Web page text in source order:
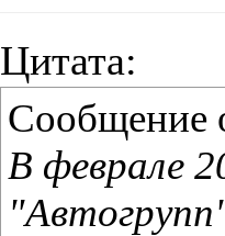
Цитата:
Сообщение
В феврале